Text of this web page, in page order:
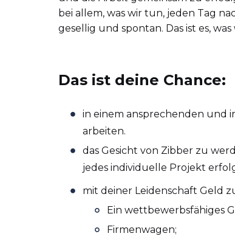
bei allem, was wir tun, jeden Tag
gesellig und spontan. Das ist es, was
Das ist deine Chance:
in einem ansprechenden und
arbeiten.
das Gesicht von Zibber zu
jedes individuelle Projekt
mit deiner Leidenschaft Geld
Ein wettbewerbsfähiges
Firmenwagen;